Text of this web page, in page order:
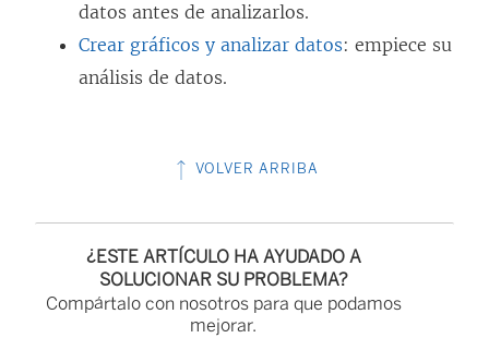
datos antes de analizarlos.
Crear gráficos y analizar datos: empiece su
análisis de datos.
VOLVER ARRIBA
¿ESTE ARTÍCULO HA AYUDADO A
SOLUCIONAR SU PROBLEMA?
Compártalo con nosotros para que podamos
mejorar.